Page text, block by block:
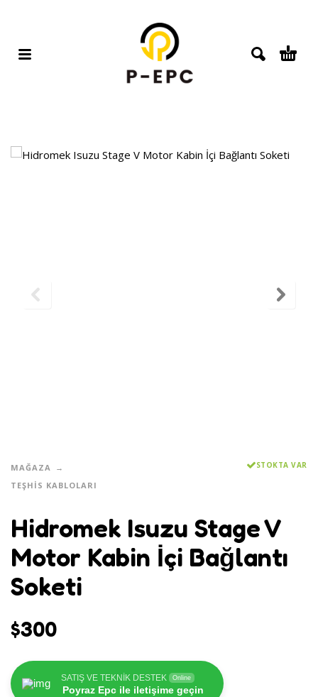
MAĞAZA
TEŞHIS KABLOLARI
STOKTA VAR
Hidromek Isuzu Stage V
Motor Kabin İçi Bağlantı
Soketi
$300
SATIŞ VE TEKNİK DESTEK Online
Poyraz Epc ile iletişime geçin